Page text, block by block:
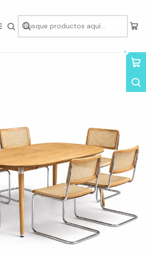
0
de Comedor
+ Sillas Breuer de Madera